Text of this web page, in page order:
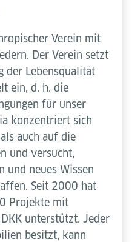
Verein mit
Der Verein setzt
der Lebensqualität
ein, d. h. die
für unser
konzentriert sich
auch auf die
und versucht,
und neues Wissen
Seit 2000 hat
Projekte mit
unterstützt. Jeder
besitzt, kann